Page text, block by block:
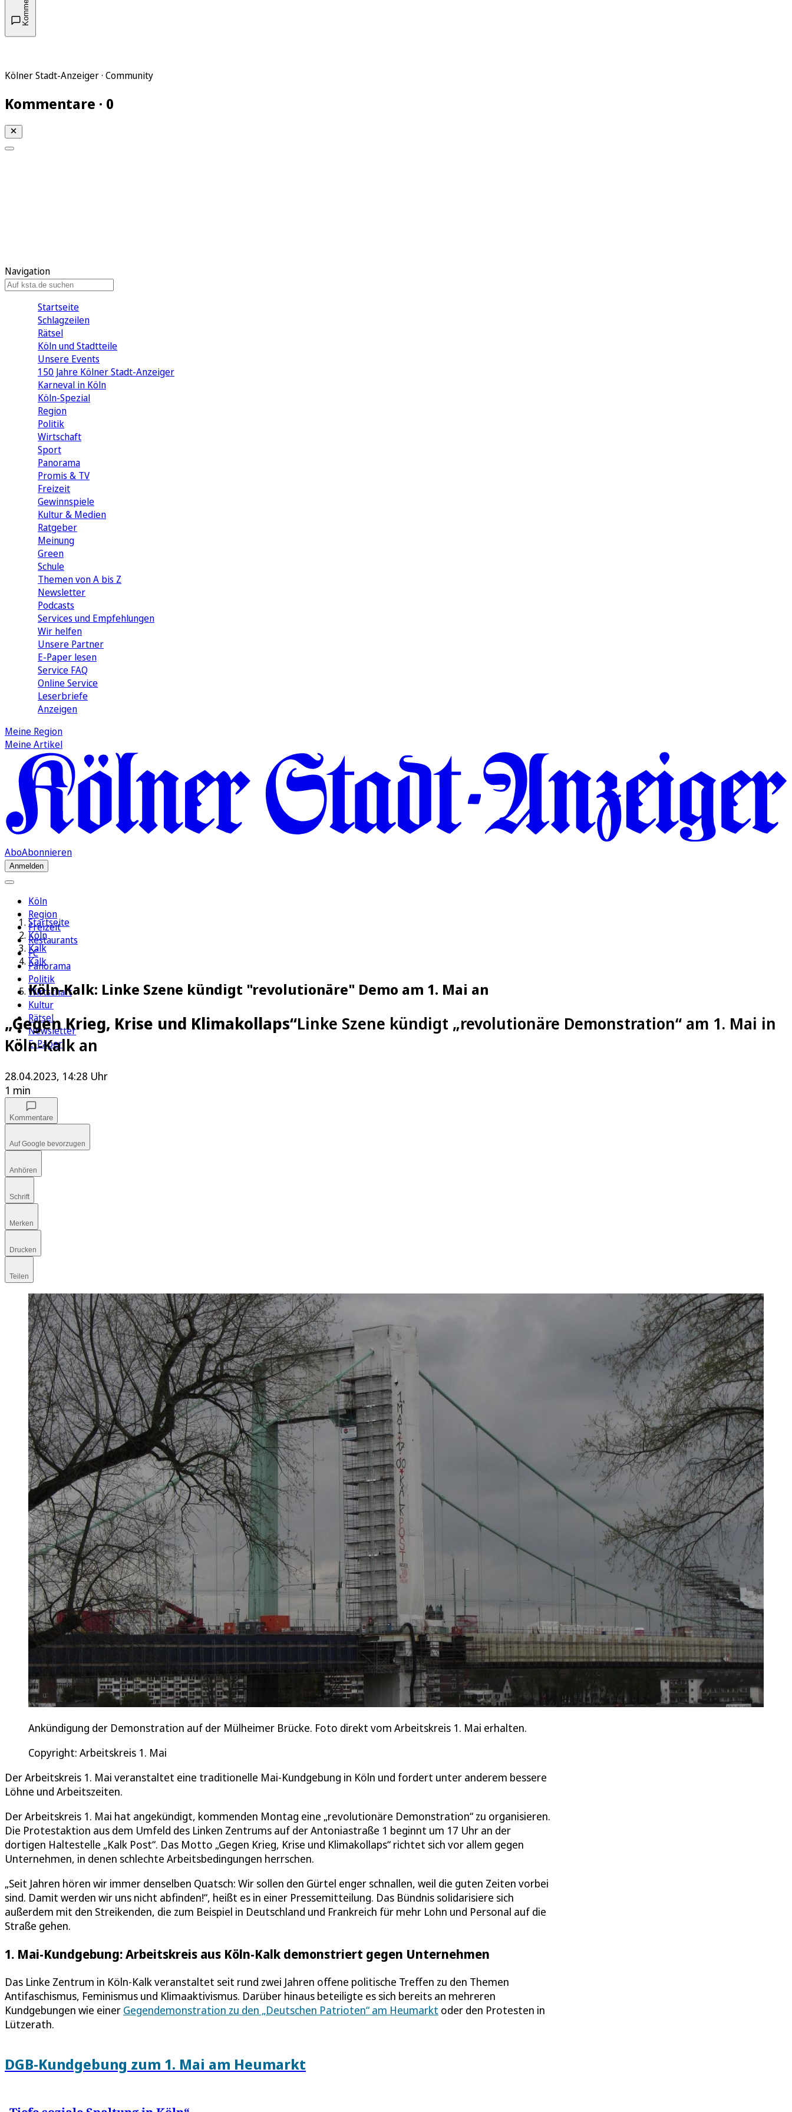
Kölner Stadt-Anzeiger · Community
Kommentare · 0
Navigation
Startseite
Schlagzeilen
Rätsel
Köln und Stadtteile
Unsere Events
150 Jahre Kölner Stadt-Anzeiger
Karneval in Köln
Köln-Spezial
Region
Politik
Wirtschaft
Sport
Panorama
Promis & TV
Freizeit
Gewinnspiele
Kultur & Medien
Ratgeber
Meinung
Green
Schule
Themen von A bis Z
Newsletter
Podcasts
Services und Empfehlungen
Wir helfen
Unsere Partner
E-Paper lesen
Service FAQ
Online Service
Leserbriefe
Anzeigen
Meine Region
Meine Artikel
AboAbonnieren
Anmelden
Köln
Region
Freizeit
Restaurants
FC
Panorama
Politik
Wirtschaft
Kultur
Rätsel
Newsletter
E-Paper
Startseite
Köln
Kalk
Kalk
Köln-Kalk: Linke Szene kündigt "revolutionäre" Demo am 1. Mai an
„Gegen Krieg, Krise und Klimakollaps“Linke Szene kündigt „revolutionäre Demonstration“ am 1. Mai in
Köln-Kalk an
28.04.2023, 14:28 Uhr
1 min
Kommentare
Auf Google bevorzugen
Anhören
Schrift
Merken
Drucken
Teilen
Ankündigung der Demonstration auf der Mülheimer Brücke. Foto direkt vom Arbeitskreis 1. Mai erhalten.
Copyright: Arbeitskreis 1. Mai
Der Arbeitskreis 1. Mai veranstaltet eine traditionelle Mai-Kundgebung in Köln und fordert unter anderem bessere
Löhne und Arbeitszeiten.
Der Arbeitskreis 1. Mai hat angekündigt, kommenden Montag eine „revolutionäre Demonstration“ zu organisieren.
Die Protestaktion aus dem Umfeld des Linken Zentrums auf der Antoniastraße 1 beginnt um 17 Uhr an der
dortigen Haltestelle „Kalk Post“. Das Motto „Gegen Krieg, Krise und Klimakollaps“ richtet sich vor allem gegen
Unternehmen, in denen schlechte Arbeitsbedingungen herrschen.
„Seit Jahren hören wir immer denselben Quatsch: Wir sollen den Gürtel enger schnallen, weil die guten Zeiten vorbei
sind. Damit werden wir uns nicht abfinden!“, heißt es in einer Pressemitteilung. Das Bündnis solidarisiere sich
außerdem mit den Streikenden, die zum Beispiel in Deutschland und Frankreich für mehr Lohn und Personal auf die
Straße gehen.
1. Mai-Kundgebung: Arbeitskreis aus Köln-Kalk demonstriert gegen Unternehmen
Das Linke Zentrum in Köln-Kalk veranstaltet seit rund zwei Jahren offene politische Treffen zu den Themen
Antifaschismus, Feminismus und Klimaaktivismus. Darüber hinaus beteiligte es sich bereits an mehreren
Kundgebungen wie einer Gegendemonstration zu den „Deutschen Patrioten“ am Heumarkt oder den Protesten in
Lützerath.
DGB-Kundgebung zum 1. Mai am Heumarkt